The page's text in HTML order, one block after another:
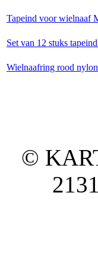
Tapeind voor wielnaaf
Set van 12 stuks
Wielnaafring rood
©